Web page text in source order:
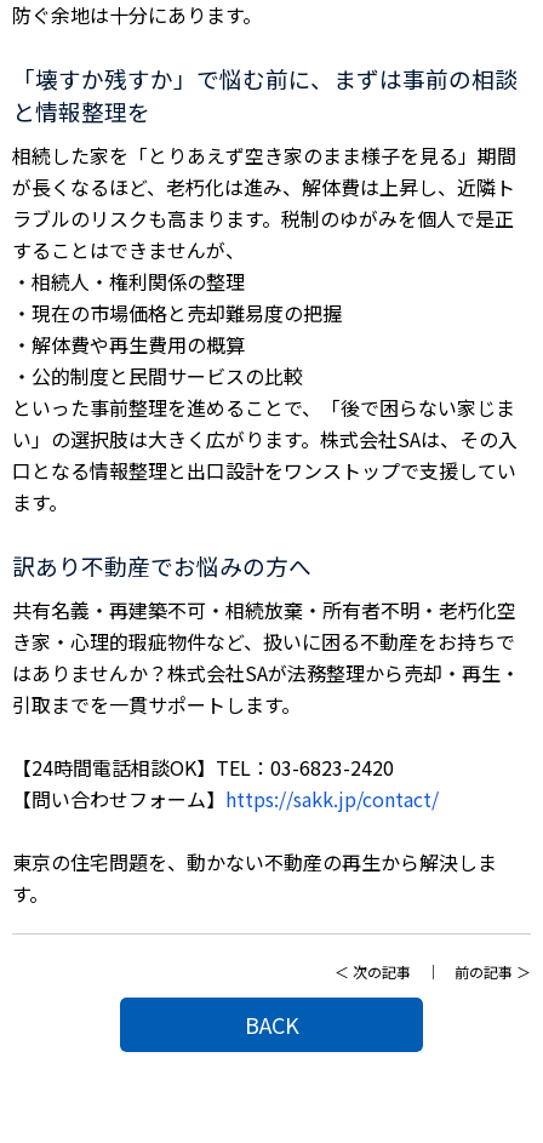
防ぐ余地は十分にあります。
「壊すか残すか」で悩む前に、まずは事前の相談
と情報整理を
相続した家を「とりあえず空き家のまま様子を見る」期間
が長くなるほど、老朽化は進み、解体費は上昇し、近隣ト
ラブルのリスクも高まります。税制のゆがみを個人で是正
することはできませんが、
・相続人・権利関係の整理
・現在の市場価格と売却難易度の把握
・解体費や再生費用の概算
・公的制度と民間サービスの比較
といった事前整理を進めることで、「後で困らない家じま
い」の選択肢は大きく広がります。株式会社SAは、その入
口となる情報整理と出口設計をワンストップで支援してい
ます。
訳あり不動産でお悩みの方へ
共有名義・再建築不可・相続放棄・所有者不明・老朽化空
き家・心理的瑕疵物件など、扱いに困る不動産をお持ちで
はありませんか？株式会社SAが法務整理から売却・再生・
引取までを一貫サポートします。
【24時間電話相談OK】TEL：03-6823-2420
【問い合わせフォーム】 https://sakk.jp/contact/
東京の住宅問題を、動かない不動産の再生から解決しま
す。
＜ 次の記事 ｜ 前の記事 ＞
BACK